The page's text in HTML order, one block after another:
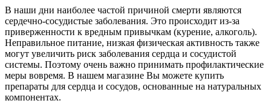
В наши дни наиболее частой причиной смерти являются
сердечно-сосудистые заболевания. Это происходит из-за
приверженности к вредным привычкам (курение, алкоголь).
Неправильное питание, низкая физическая активность также
могут увеличить риск заболевания сердца и сосудистой
системы. Поэтому очень важно принимать профилактические
меры вовремя. В нашем магазине Вы можете купить
препараты для сердца и сосудов, основанные на натуральных
компонентах.